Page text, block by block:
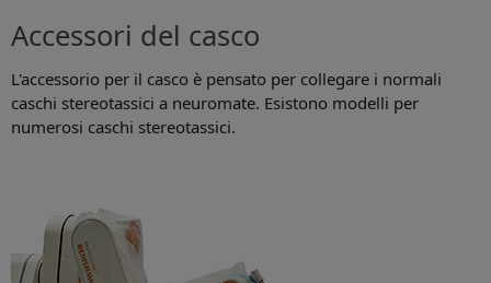
Accessori del casco
L'accessorio per il casco è pensato per collegare i normali
caschi stereotassici a neuromate. Esistono modelli per
numerosi caschi stereotassici.